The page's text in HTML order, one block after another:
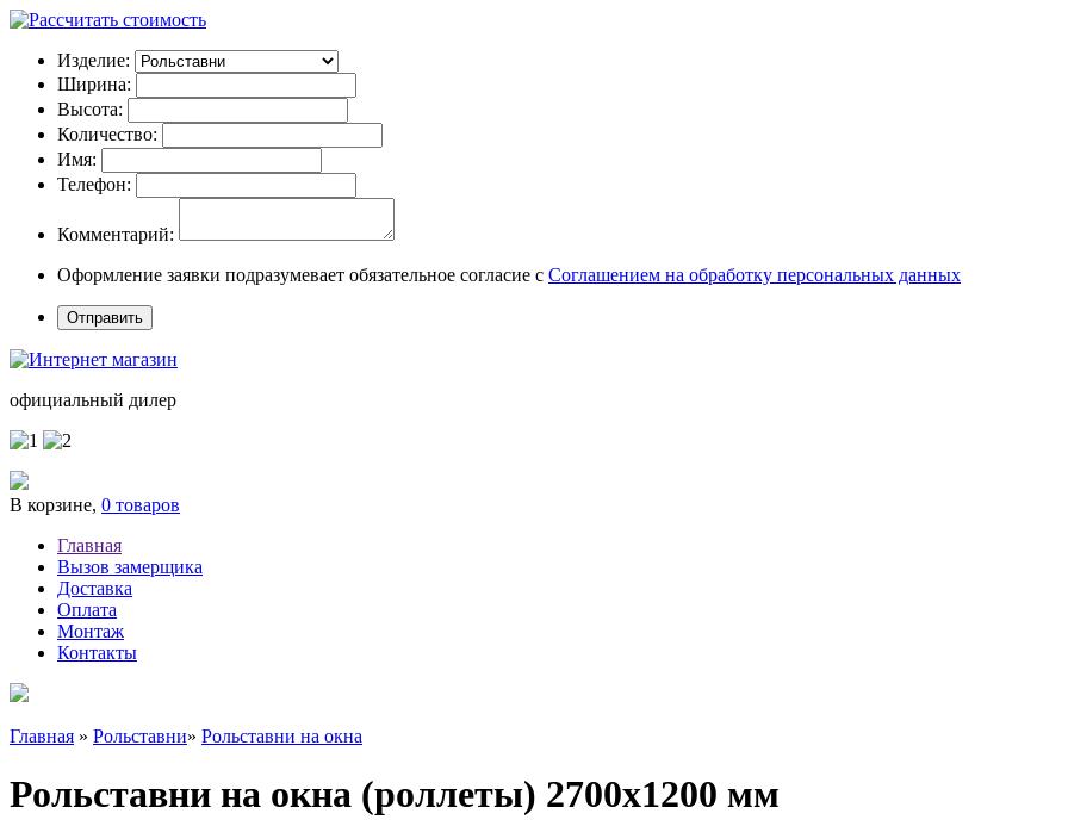
Изделие:
Ширина:
Высота:
Количество:
Имя:
Телефон:
Комментарий:
Оформление заявки подразумевает обязательное согласие с Соглашением на обработку персональных данных
официальный дилер
В корзине, 0 товаров
Главная
Вызов замерщика
Доставка
Оплата
Монтаж
Контакты
Главная » Рольставни» Рольставни на окна
Рольставни на окна (роллеты) 2700х1200 мм